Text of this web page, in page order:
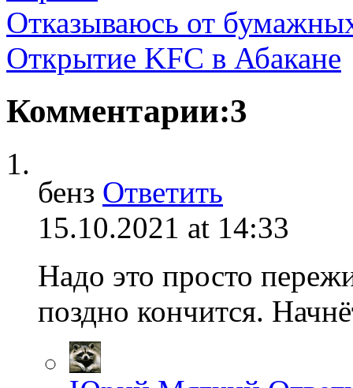
Отказываюсь от
Открытие KFС в Абакане
Комментарии:3
бенз Ответить
15.10.2021 at 14:33
Надо это просто
поздно кончится.